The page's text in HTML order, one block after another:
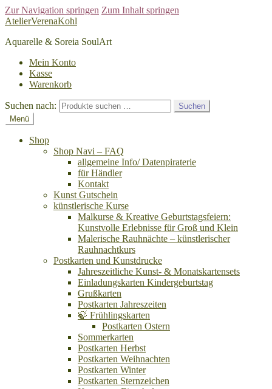
Zur Navigation springen Zum Inhalt springen
AtelierVerenaKohl
Aquarelle & Soreia SoulArt
Mein Konto
Kasse
Warenkorb
Suchen nach:
Suchen
Menü
Shop
Shop Navi – FAQ
allgemeine Info/ Datenpiraterie
für Händler
Kontakt
Kunst Gutschein
künstlerische Kurse
Malkurse & Kreative Geburtstagsfeiern:
Kunstvolle Erlebnisse für Groß und Klein
Malerische Rauhnächte – künstlerischer
Rauhnachtkurs
Postkarten und Kunstdrucke
Jahreszeitliche Kunst- & Monatskartensets
Einladungskarten Kindergeburtstag
Grußkarten
Postkarten Jahreszeiten
🍃 Frühlingskarten
Postkarten Ostern
Sommerkarten
Postkarten Herbst
Postkarten Weihnachten
Postkarten Winter
Postkarten Sternzeichen